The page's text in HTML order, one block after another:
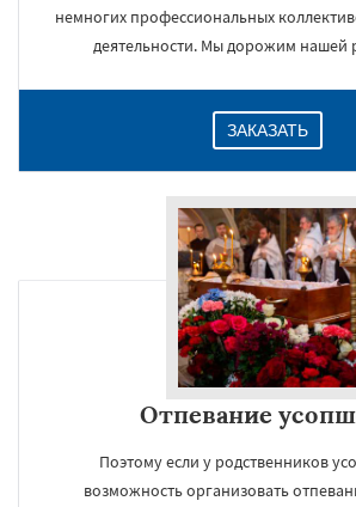
немногих профессиональных
деятельности. Мы дорожим нашей
ЗАКАЗАТЬ
Отпевание
Поэтому если у родственников
возможность организовать